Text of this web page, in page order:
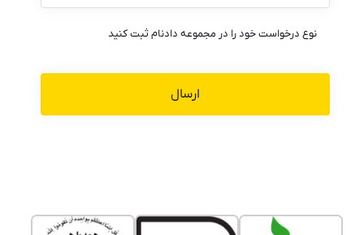
نوع درخواست خود را در مجموعه دادنام ثبت کنید